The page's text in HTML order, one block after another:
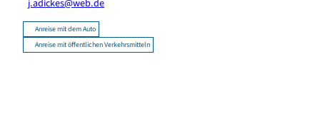
j.adickes@web.de
Anreise mit dem Auto
Anreise mit öffentlichen Verkehrsmitteln